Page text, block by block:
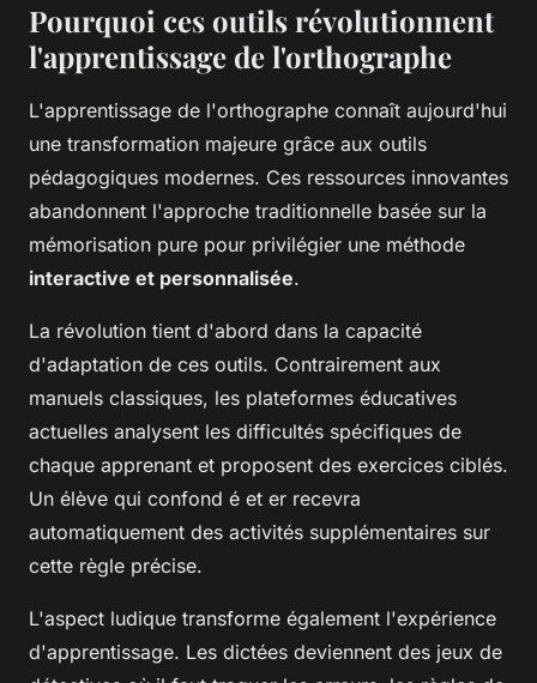
Pourquoi ces outils révolutionnent
l'apprentissage de l'orthographe
L'apprentissage de l'orthographe connaît aujourd'hui
une transformation majeure grâce aux outils
pédagogiques modernes. Ces ressources innovantes
abandonnent l'approche traditionnelle basée sur la
mémorisation pure pour privilégier une méthode
interactive et personnalisée.
La révolution tient d'abord dans la capacité
d'adaptation de ces outils. Contrairement aux
manuels classiques, les plateformes éducatives
actuelles analysent les difficultés spécifiques de
chaque apprenant et proposent des exercices ciblés.
Un élève qui confond é et er recevra
automatiquement des activités supplémentaires sur
cette règle précise.
L'aspect ludique transforme également l'expérience
d'apprentissage. Les dictées deviennent des jeux de